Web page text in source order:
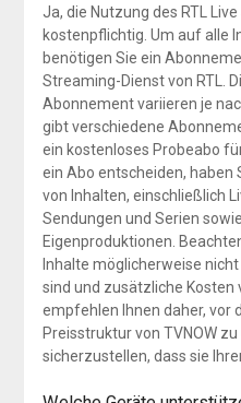
Ja, die Nutzung des RTL
kostenpflichtig. Um auf alle
benötigen Sie ein
Streaming-Dienst von RTL.
Abonnement variieren je
gibt verschiedene
ein kostenloses Probeabo
ein Abo entscheiden, haben
von Inhalten, einschließlich
Sendungen und Serien
Eigenproduktionen.
Inhalte möglicherweise
sind und zusätzliche Kosten
empfehlen Ihnen daher, vor
Preisstruktur von TVNOW
sicherzustellen, dass sie